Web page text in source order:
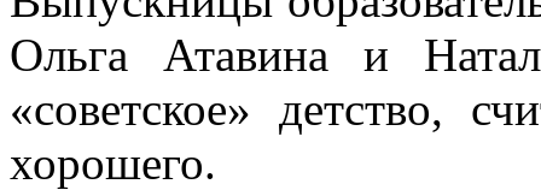
Ольга Атавина и
«советское» детство,
хорошего.